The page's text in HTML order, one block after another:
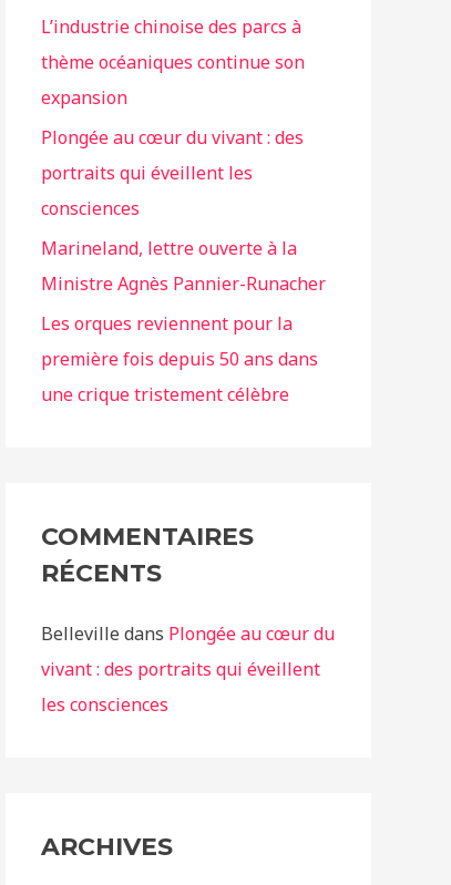
L’industrie chinoise des parcs à
thème océaniques continue son
expansion
Plongée au cœur du vivant : des
portraits qui éveillent les
consciences
Marineland, lettre ouverte à la
Ministre Agnès Pannier-Runacher
Les orques reviennent pour la
première fois depuis 50 ans dans
une crique tristement célèbre
COMMENTAIRES
RÉCENTS
Belleville dans Plongée au cœur du
vivant : des portraits qui éveillent
les consciences
ARCHIVES